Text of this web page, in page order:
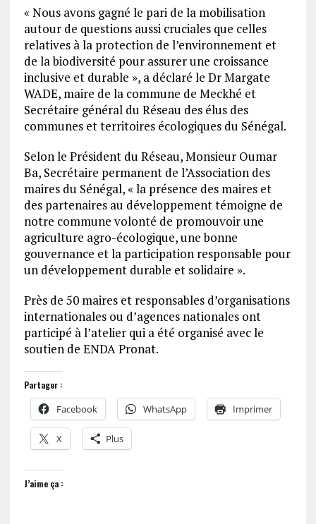
« Nous avons gagné le pari de la mobilisation
autour de questions aussi cruciales que celles
relatives à la protection de l’environnement et
de la biodiversité pour assurer une croissance
inclusive et durable », a déclaré le Dr Margate
WADE, maire de la commune de Meckhé et
Secrétaire général du Réseau des élus des
communes et territoires écologiques du Sénégal.
Selon le Président du Réseau, Monsieur Oumar
Ba, Secrétaire permanent de l’Association des
maires du Sénégal, « la présence des maires et
des partenaires au développement témoigne de
notre commune volonté de promouvoir une
agriculture agro-écologique, une bonne
gouvernance et la participation responsable pour
un développement durable et solidaire ».
Près de 50 maires et responsables d’organisations
internationales ou d’agences nationales ont
participé à l’atelier qui a été organisé avec le
soutien de ENDA Pronat.
Partager :
Facebook WhatsApp Imprimer
X Plus
J’aime ça :